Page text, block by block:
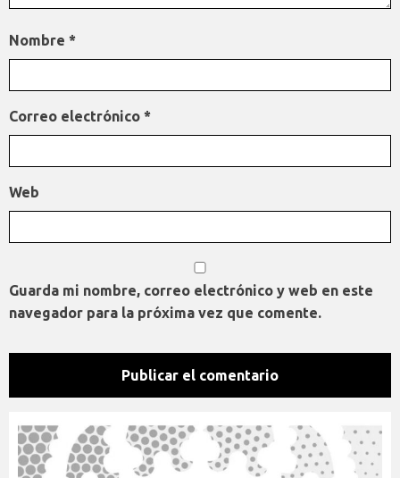
Nombre *
Correo electrónico *
Web
Guarda mi nombre, correo electrónico y web en este
navegador para la próxima vez que comente.